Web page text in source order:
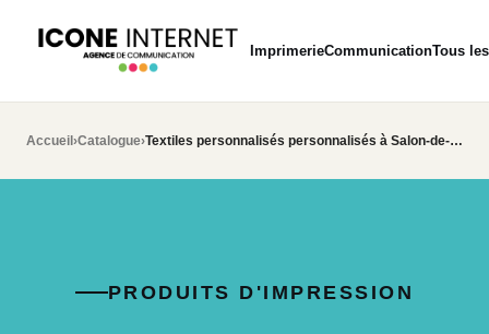
ImprimerieCommunicationTous
Accueil ›Catalogue› Textiles personnalisés personnalisés à Salon-de-Provence
PRODUITS D'IMPRESSION